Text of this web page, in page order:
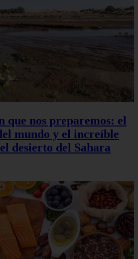
que nos preparemos: el
mundo y el increíble
desierto del Sahara